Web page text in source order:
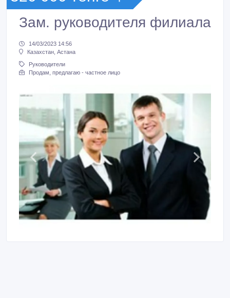
Зам. руководителя филиала
14/03/2023 14:56
Казахстан, Астана
Руководители
Продам, предлагаю - частное лицо